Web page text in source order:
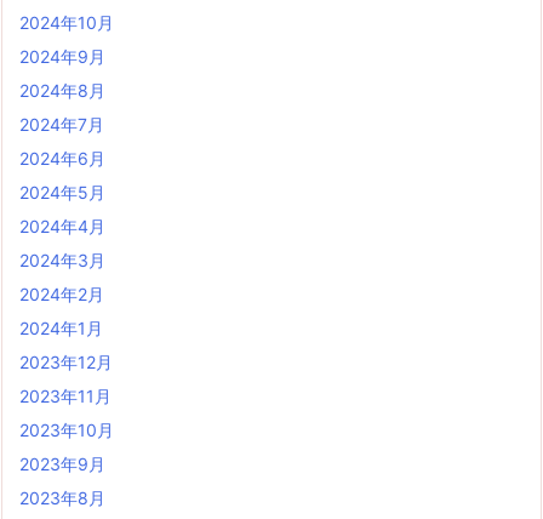
2024年10月
2024年9月
2024年8月
2024年7月
2024年6月
2024年5月
2024年4月
2024年3月
2024年2月
2024年1月
2023年12月
2023年11月
2023年10月
2023年9月
2023年8月